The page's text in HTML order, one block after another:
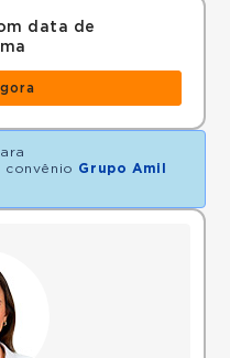
data de
convênio Grupo Amil